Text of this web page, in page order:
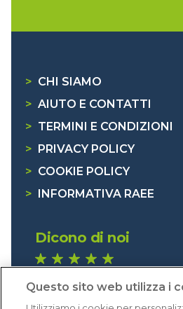
> CHI SIAMO
> AIUTO E CONTATTI
> TERMINI E CONDIZIONI
> PRIVACY POLICY
> COOKIE POLICY
> INFORMATIVA RAEE
Dicono di noi
Eccellente (4,8)
Questo sito web utilizza i